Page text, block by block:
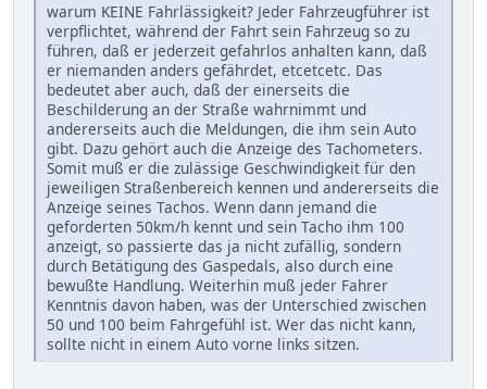
warum KEINE Fahrlässigkeit? Jeder Fahrzeugführer ist
verpflichtet, während der Fahrt sein Fahrzeug so zu
führen, daß er jederzeit gefahrlos anhalten kann, daß
er niemanden anders gefährdet, etcetcetc. Das
bedeutet aber auch, daß der einerseits die
Beschilderung an der Straße wahrnimmt und
andererseits auch die Meldungen, die ihm sein Auto
gibt. Dazu gehört auch die Anzeige des Tachometers.
Somit muß er die zulässige Geschwindigkeit für den
jeweiligen Straßenbereich kennen und andererseits die
Anzeige seines Tachos. Wenn dann jemand die
geforderten 50km/h kennt und sein Tacho ihm 100
anzeigt, so passierte das ja nicht zufällig, sondern
durch Betätigung des Gaspedals, also durch eine
bewußte Handlung. Weiterhin muß jeder Fahrer
Kenntnis davon haben, was der Unterschied zwischen
50 und 100 beim Fahrgefühl ist. Wer das nicht kann,
sollte nicht in einem Auto vorne links sitzen.